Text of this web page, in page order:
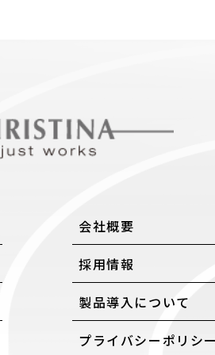
会社概要
採用情報
製品導入について
プライバシーポリシ